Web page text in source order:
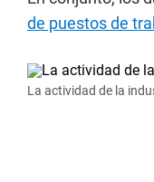
de puestos de
La actividad de la